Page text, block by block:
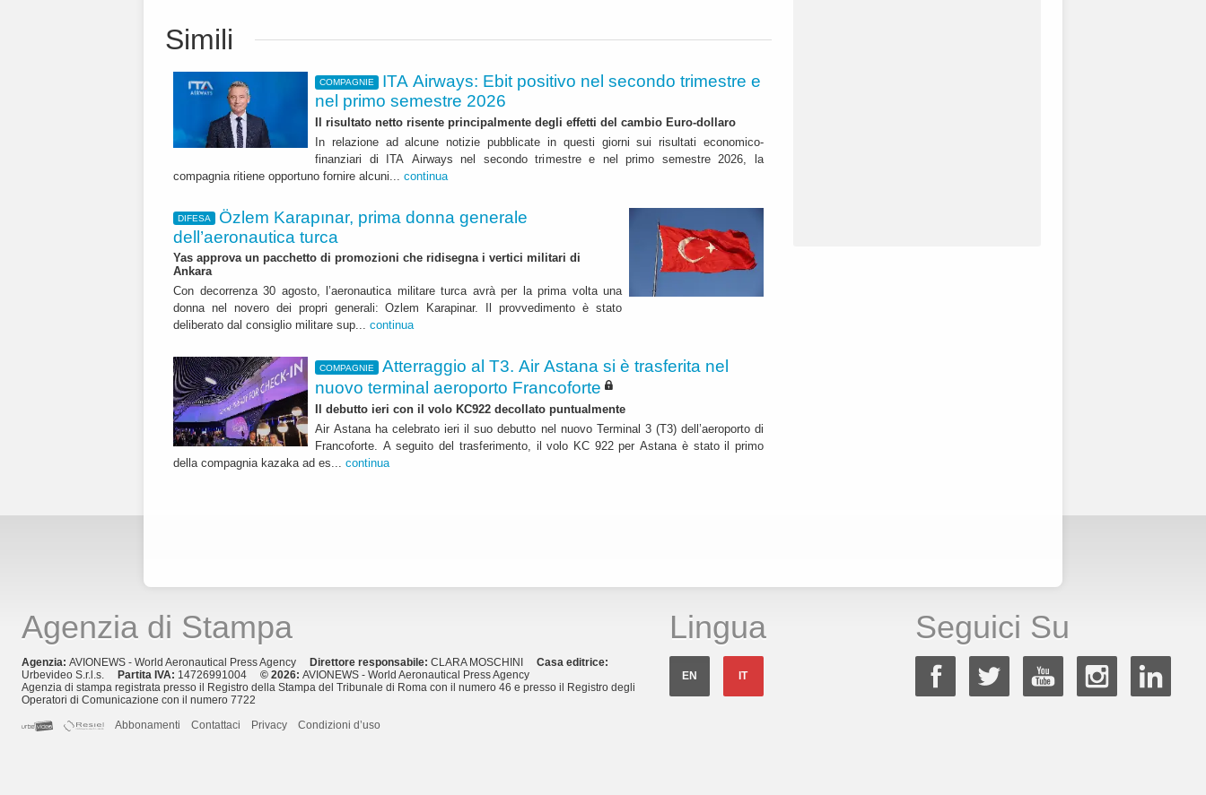
Simili
COMPAGNIE
ITA Airways: Ebit positivo nel secondo trimestre e
nel primo semestre 2026
Il risultato netto risente principalmente degli effetti del cambio Euro-dollaro
In relazione ad alcune notizie pubblicate in questi giorni sui risultati economico-
finanziari di ITA Airways nel secondo trimestre e nel primo semestre 2026, la
compagnia ritiene opportuno fornire alcuni... continua
DIFESA
Özlem Karapınar, prima donna generale
dell’aeronautica turca
Yas approva un pacchetto di promozioni che ridisegna i vertici militari di
Ankara
Con decorrenza 30 agosto, l’aeronautica militare turca avrà per la prima volta una
donna nel novero dei propri generali: Ozlem Karapinar. Il provvedimento è stato
deliberato dal consiglio militare sup... continua
COMPAGNIE
Atterraggio al T3. Air Astana si è trasferita nel
nuovo terminal aeroporto Francoforte
Il debutto ieri con il volo KC922 decollato puntualmente
Air Astana ha celebrato ieri il suo debutto nel nuovo Terminal 3 (T3) dell’aeroporto di
Francoforte. A seguito del trasferimento, il volo KC 922 per Astana è stato il primo
della compagnia kazaka ad es... continua
Agenzia di Stampa
Agenzia: AVIONEWS - World Aeronautical Press Agency Direttore responsabile: CLARA MOSCHINI Casa editrice:
Urbevideo S.r.l.s. Partita IVA: 14726991004 © 2026: AVIONEWS - World Aeronautical Press Agency
Agenzia di stampa registrata presso il Registro della Stampa del Tribunale di Roma con il numero 46 e presso il Registro degli
Operatori di Comunicazione con il numero 7722
Abbonamenti
Contattaci Privacy Condizioni d’uso
Lingua
EN IT
Seguici Su